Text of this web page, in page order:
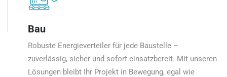
Bau
Robuste Energieverteiler für jede Baustelle –
zuverlässig, sicher und sofort einsatzbereit. Mit unseren
Lösungen bleibt Ihr Projekt in Bewegung, egal wie